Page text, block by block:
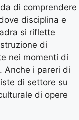
di comprendere
disciplina e
si riflette
di
nei momenti di
Anche i pareri di
di settore su
di opere